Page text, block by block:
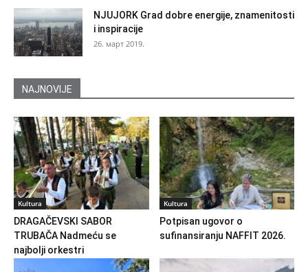
NJUJORK Grad dobre energije, znamenitosti
i inspiracije
26. март 2019.
NAJNOVIJE
Kultura
DRAGAČEVSKI SABOR
TRUBAČA Nadmeću se
najbolji orkestri
Kultura
Potpisan ugovor o
sufinansiranju NAFFIT 2026.